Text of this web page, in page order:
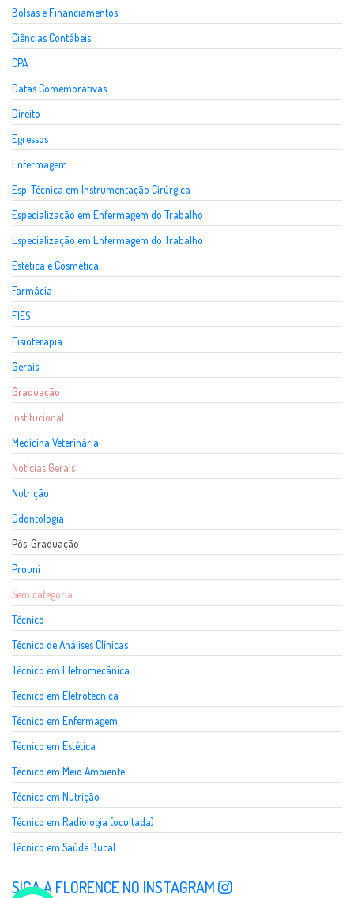
Bolsas e Financiamentos
Ciências Contábeis
CPA
Datas Comemorativas
Direito
Egressos
Enfermagem
Esp. Técnica em Instrumentação Cirúrgica
Especialização em Enfermagem do Trabalho
Especialização em Enfermagem do Trabalho
Estética e Cosmética
Farmácia
FIES
Fisioterapia
Gerais
Graduação
Institucional
Medicina Veterinária
Notícias Gerais
Nutrição
Odontologia
Pós-Graduação
Prouni
Sem categoria
Técnico
Técnico de Análises Clínicas
Técnico em Eletromecânica
Técnico em Eletrotécnica
Técnico em Enfermagem
Técnico em Estética
Técnico em Meio Ambiente
Técnico em Nutrição
Técnico em Radiologia (ocultada)
Técnico em Saúde Bucal
SIGA A FLORENCE NO INSTAGRAM